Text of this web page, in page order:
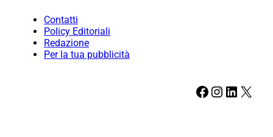
Contatti
Policy Editoriali
Redazione
Per la tua pubblicità
Facebook Instagram LinkedIn X